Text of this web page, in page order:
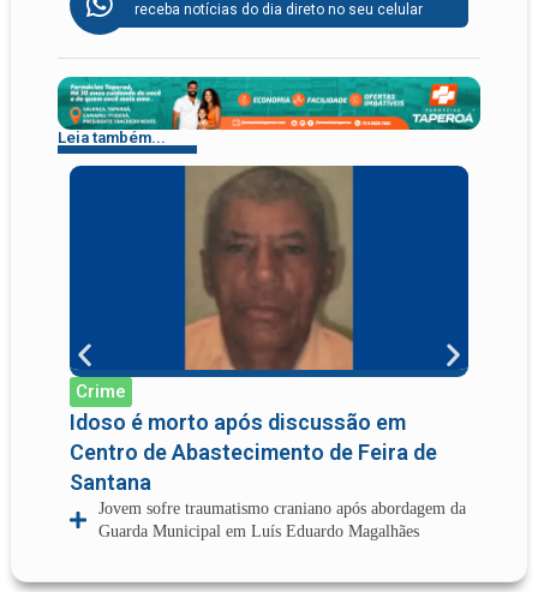
receba notícias do dia direto no seu celular
Leia também...
Crime
Idoso é morto após discussão em
Centro de Abastecimento de Feira de
Santana
Jovem sofre traumatismo craniano após abordagem da
Guarda Municipal em Luís Eduardo Magalhães